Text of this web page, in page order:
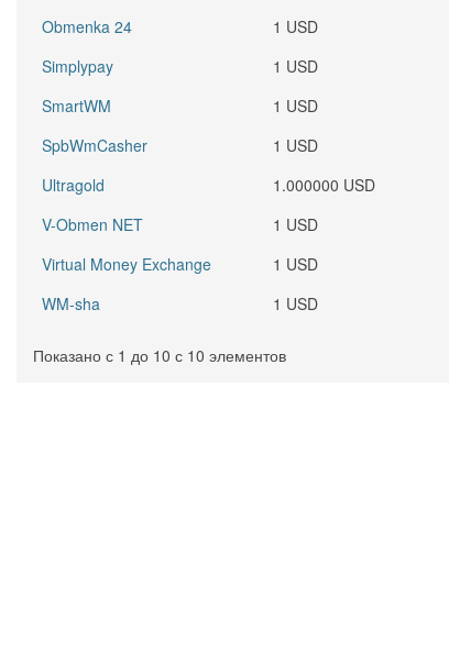
Obmenka 24
1 USD
Simplypay
1 USD
SmartWM
1 USD
SpbWmCasher
1 USD
Ultragold
1.000000 USD
V-Obmen NET
1 USD
Virtual Money Exchange
1 USD
WM-sha
1 USD
Показано с 1 до 10 с 10 элементов